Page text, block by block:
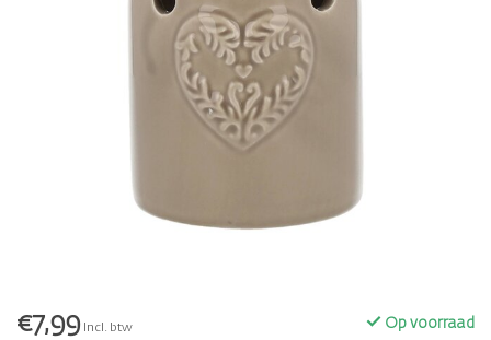
€7,99 Incl. btw Op voorraad